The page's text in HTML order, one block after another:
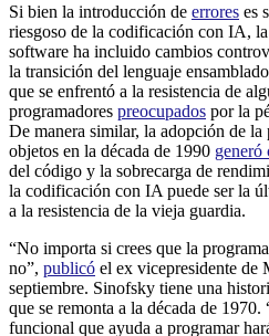
Si bien la introducción de errores es
riesgoso de la codificación con IA,
software ha incluido cambios
la transición del lenguaje
que se enfrentó a la resistencia de
programadores preocupados por la
De manera similar, la adopción de la
objetos en la década de 1990 generó
del código y la sobrecarga de
la codificación con IA puede ser la
a la resistencia de la vieja guardia.
“No importa si crees que la
no”, publicó el ex vicepresidente de
septiembre. Sinofsky tiene una
que se remonta a la década de 1970.
funcional que ayuda a programar